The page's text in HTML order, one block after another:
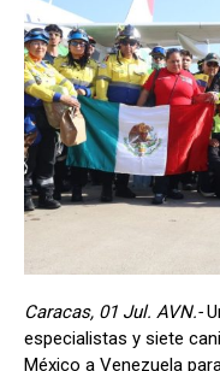
Caracas, 01 Jul. AVN.-
especialistas y siete
México a Venezuela